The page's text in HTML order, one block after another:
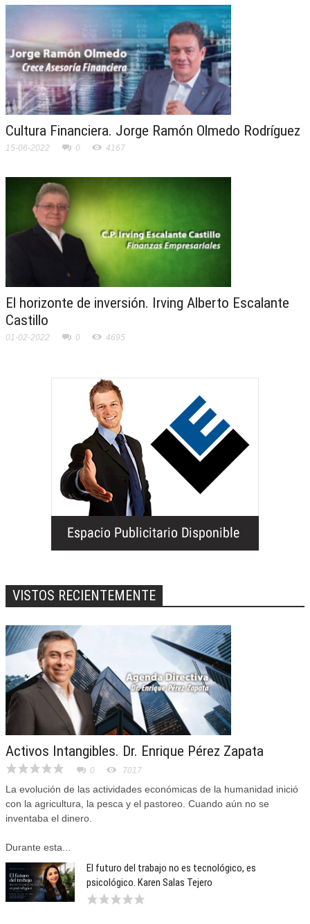
Cultura Financiera. Jorge Ramón Olmedo Rodríguez
15-06-2022 0 4167
El horizonte de inversión. Irving Alberto Escalante
Castillo
01-02-2022 0 4695
VISTOS RECIENTEMENTE
Activos Intangibles. Dr. Enrique Pérez Zapata
0 7017
La evolución de las actividades económicas de la humanidad inició
con la agricultura, la pesca y el pastoreo. Cuando aún no se
inventaba el dinero.
Durante esta...
El futuro del trabajo no es tecnológico, es
psicológico. Karen Salas Tejero